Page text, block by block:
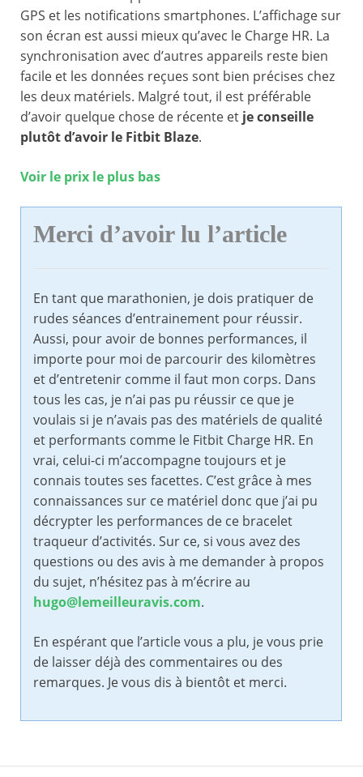
GPS et les notifications smartphones. L’affichage sur
son écran est aussi mieux qu’avec le Charge HR. La
synchronisation avec d’autres appareils reste bien
facile et les données reçues sont bien précises chez
les deux matériels. Malgré tout, il est préférable
d’avoir quelque chose de récente et je conseille
plutôt d’avoir le Fitbit Blaze.
Voir le prix le plus bas
Merci d’avoir lu l’article
En tant que marathonien, je dois pratiquer de
rudes séances d’entrainement pour réussir.
Aussi, pour avoir de bonnes performances, il
importe pour moi de parcourir des kilomètres
et d’entretenir comme il faut mon corps. Dans
tous les cas, je n’ai pas pu réussir ce que je
voulais si je n’avais pas des matériels de qualité
et performants comme le Fitbit Charge HR. En
vrai, celui-ci m’accompagne toujours et je
connais toutes ses facettes. C’est grâce à mes
connaissances sur ce matériel donc que j’ai pu
décrypter les performances de ce bracelet
traqueur d’activités. Sur ce, si vous avez des
questions ou des avis à me demander à propos
du sujet, n’hésitez pas à m’écrire au
hugo@lemeilleuravis.com.
En espérant que l’article vous a plu, je vous prie
de laisser déjà des commentaires ou des
remarques. Je vous dis à bientôt et merci.